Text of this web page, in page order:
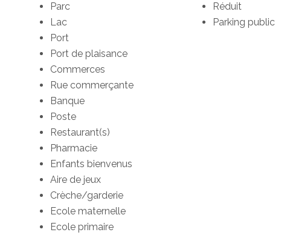
Parc
Lac
Port
Port de plaisance
Commerces
Rue commerçante
Banque
Poste
Restaurant(s)
Pharmacie
Enfants bienvenus
Aire de jeux
Crèche/garderie
Ecole maternelle
Ecole primaire
Réduit
Parking public